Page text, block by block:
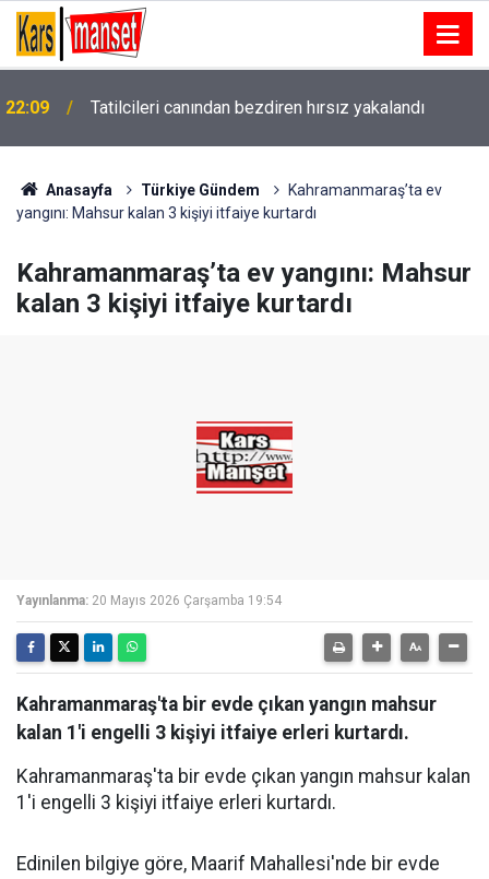
22:09 Tatilcileri canından bezdiren hırsız yakalandı
Anasayfa Türkiye Gündem
Kahramanmaraş’ta ev
yangını: Mahsur kalan 3 kişiyi itfaiye kurtardı
Kahramanmaraş’ta ev yangını: Mahsur
kalan 3 kişiyi itfaiye kurtardı
Yayınlanma: 20 Mayıs 2026 Çarşamba 19:54
Kahramanmaraş'ta bir evde çıkan yangın mahsur
kalan 1'i engelli 3 kişiyi itfaiye erleri kurtardı.
Kahramanmaraş'ta bir evde çıkan yangın mahsur kalan
1'i engelli 3 kişiyi itfaiye erleri kurtardı.
Edinilen bilgiye göre, Maarif Mahallesi'nde bir evde